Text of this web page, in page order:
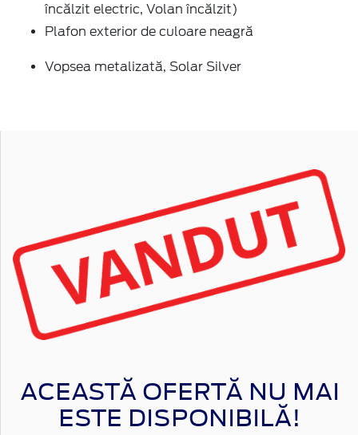
încălzit electric, Volan încălzit)
Plafon exterior de culoare neagră
Vopsea metalizată, Solar Silver
ACEASTĂ OFERTĂ NU MAI
ESTE DISPONIBILĂ!